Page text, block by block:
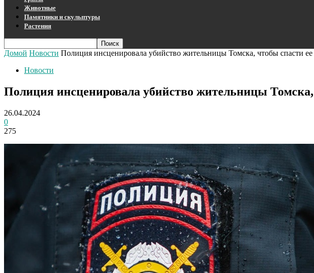
Животные
Памятники и скульптуры
Растения
Домой Новости Полиция инсценировала убийство жительницы Томска, чтобы спасти ее
Новости
Полиция инсценировала убийство жительницы
26.04.2024
0
275